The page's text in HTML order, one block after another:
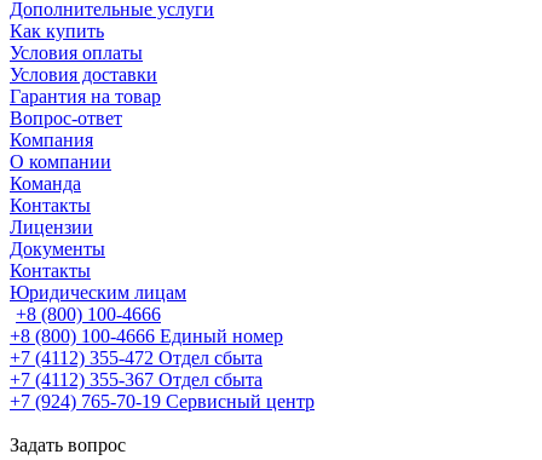
Дополнительные услуги
Как купить
Условия оплаты
Условия доставки
Гарантия на товар
Вопрос-ответ
Компания
О компании
Команда
Контакты
Лицензии
Документы
Контакты
Юридическим лицам
+8 (800) 100-4666
+8 (800) 100-4666 Единый номер
+7 (4112) 355-472 Отдел сбыта
+7 (4112) 355-367 Отдел сбыта
+7 (924) 765-70-19 Сервисный центр
Задать вопрос